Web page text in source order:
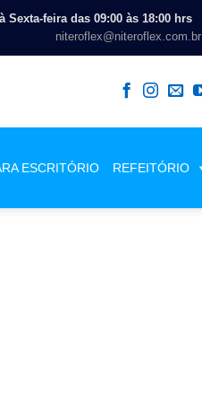
Sexta-feira das 09:00 às 18:00 hrs
niteroflex@niteroflex.com.br
ESCRITÓRIO REFEITÓRIO